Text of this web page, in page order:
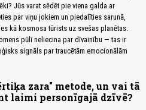
Jūs varat sēdēt pie viena galda ar
par viņu jokiem un piedalīties sarunā,
kā kosmosa tūrists uz svešas planētas.
pūlī neliecina par dīvainību — tas ir
signāls par traucētām emocionālām
zara" metode, un vai tā
laimi personīgajā dzīvē?